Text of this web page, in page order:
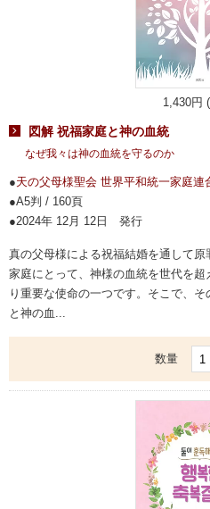
1,430円
図解 祝福家庭と神の血統
なぜ我々は神の血統を守るのか
天の父母様聖会 世界平和統一家庭連
A5判 / 160頁
2024年 12月 12日 発行
真の父母様による祝福結婚を通して
家庭にとって、神様の血統を世代を
り重要な使命の一つです。そこで、
と神の血...
数量